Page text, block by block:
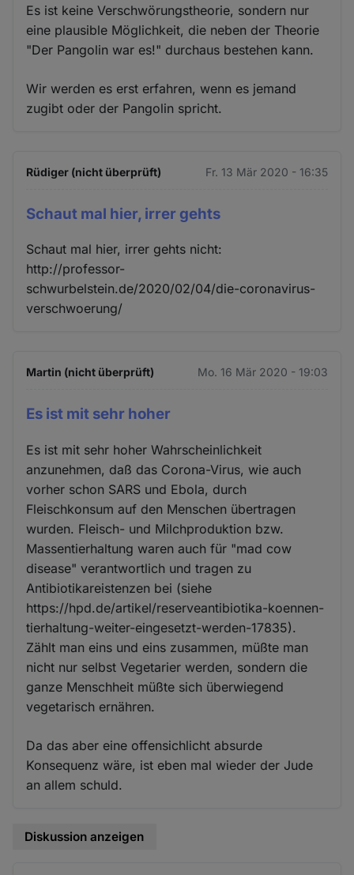
Es ist keine Verschwörungstheorie, sondern nur
eine plausible Möglichkeit, die neben der Theorie
"Der Pangolin war es!" durchaus bestehen kann.
Wir werden es erst erfahren, wenn es jemand
zugibt oder der Pangolin spricht.
Rüdiger (nicht überprüft) Fr. 13 Mär 2020 - 16:35
Schaut mal hier, irrer gehts
Schaut mal hier, irrer gehts nicht:
http://professor-
schwurbelstein.de/2020/02/04/die-coronavirus-
verschwoerung/
Martin (nicht überprüft) Mo. 16 Mär 2020 - 19:03
Es ist mit sehr hoher
Es ist mit sehr hoher Wahrscheinlichkeit
anzunehmen, daß das Corona-Virus, wie auch
vorher schon SARS und Ebola, durch
Fleischkonsum auf den Menschen übertragen
wurden. Fleisch- und Milchproduktion bzw.
Massentierhaltung waren auch für "mad cow
disease" verantwortlich und tragen zu
Antibiotikareistenzen bei (siehe
https://hpd.de/artikel/reserveantibiotika-koennen-
tierhaltung-weiter-eingesetzt-werden-17835).
Zählt man eins und eins zusammen, müßte man
nicht nur selbst Vegetarier werden, sondern die
ganze Menschheit müßte sich überwiegend
vegetarisch ernähren.
Da das aber eine offensichlicht absurde
Konsequenz wäre, ist eben mal wieder der Jude
an allem schuld.
Diskussion anzeigen